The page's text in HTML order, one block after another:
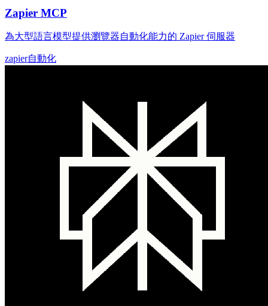
Zapier MCP
為大型語言模型提供瀏覽器自動化能力的 Zapier 伺服器
zapier自動化